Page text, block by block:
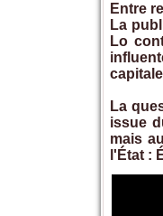
Entre
La
Lo
La
issue
mais
l'État :